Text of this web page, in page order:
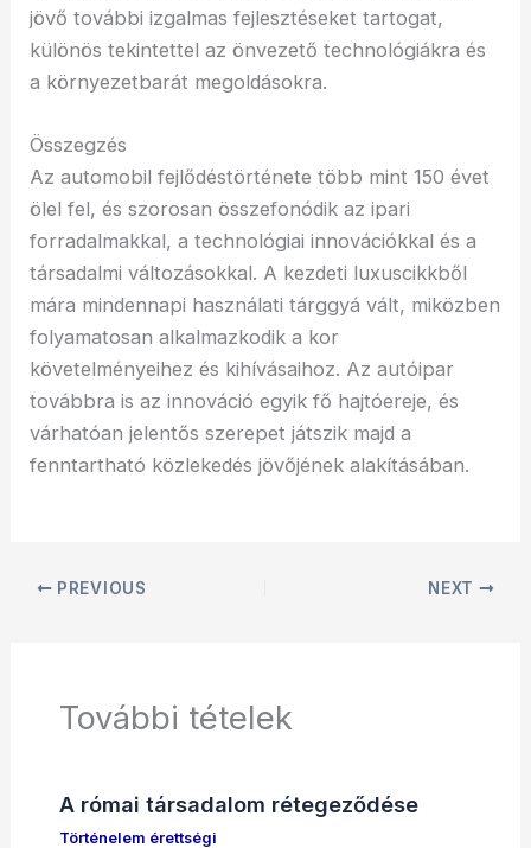
jövő további izgalmas fejlesztéseket tartogat,
különös tekintettel az önvezető technológiákra és
a környezetbarát megoldásokra.
Összegzés
Az automobil fejlődéstörténete több mint 150 évet
ölel fel, és szorosan összefonódik az ipari
forradalmakkal, a technológiai innovációkkal és a
társadalmi változásokkal. A kezdeti luxuscikkből
mára mindennapi használati tárggyá vált, miközben
folyamatosan alkalmazkodik a kor
követelményeihez és kihívásaihoz. Az autóipar
továbbra is az innováció egyik fő hajtóereje, és
várhatóan jelentős szerepet játszik majd a
fenntartható közlekedés jövőjének alakításában.
PREVIOUS NEXT
További tételek
A római társadalom rétegeződése
Történelem érettségi